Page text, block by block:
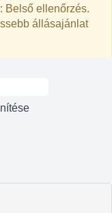
Belső ellenőrzés.
állásajánlat